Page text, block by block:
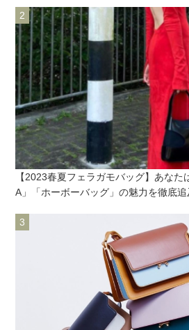
【2023春夏フェラガモバッグ】あなた
A」「ホーボーバッグ」の魅力を徹底追